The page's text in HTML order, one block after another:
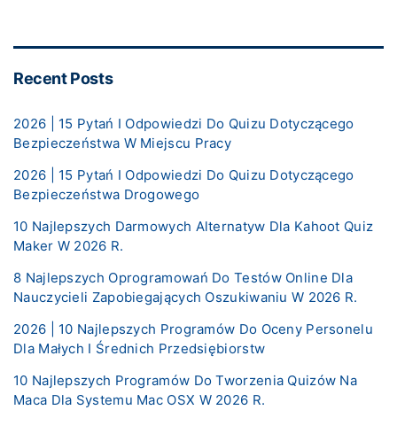
Recent Posts
2026 | 15 Pytań I Odpowiedzi Do Quizu Dotyczącego
Bezpieczeństwa W Miejscu Pracy
2026 | 15 Pytań I Odpowiedzi Do Quizu Dotyczącego
Bezpieczeństwa Drogowego
10 Najlepszych Darmowych Alternatyw Dla Kahoot Quiz
Maker W 2026 R.
8 Najlepszych Oprogramowań Do Testów Online Dla
Nauczycieli Zapobiegających Oszukiwaniu W 2026 R.
2026 | 10 Najlepszych Programów Do Oceny Personelu
Dla Małych I Średnich Przedsiębiorstw
10 Najlepszych Programów Do Tworzenia Quizów Na
Maca Dla Systemu Mac OSX W 2026 R.